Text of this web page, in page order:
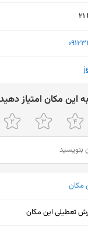
ﺑﻪ اﯾﻦ ﻣﮑﺎن اﻣﺘﯿﺎز دﻫﯿﺪ
مکان
تعطیلی این مکان